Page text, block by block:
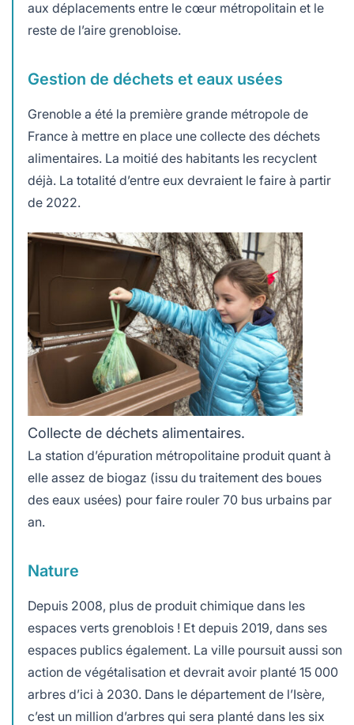
aux déplacements entre le cœur métropolitain et le
reste de l’aire grenobloise.
Gestion de déchets et eaux usées
Grenoble a été la première grande métropole de
France à mettre en place une collecte des déchets
alimentaires. La moitié des habitants les recyclent
déjà. La totalité d’entre eux devraient le faire à partir
de 2022.
Collecte de déchets alimentaires.
La station d’épuration métropolitaine produit quant à
elle assez de biogaz (issu du traitement des boues
des eaux usées) pour faire rouler 70 bus urbains par
an.
Nature
Depuis 2008, plus de produit chimique dans les
espaces verts grenoblois ! Et depuis 2019, dans ses
espaces publics également. La ville poursuit aussi son
action de végétalisation et devrait avoir planté 15 000
arbres d’ici à 2030. Dans le département de l’Isère,
c’est un million d’arbres qui sera planté dans les six